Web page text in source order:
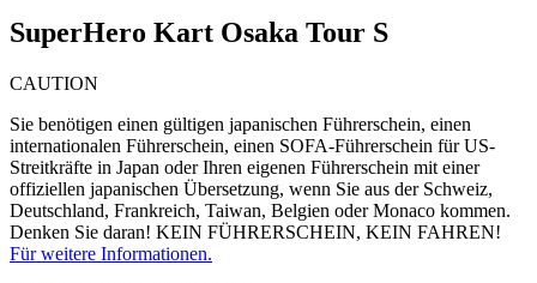
SuperHero Kart Osaka Tour S
CAUTION
Sie benötigen einen gültigen japanischen Führerschein, einen
internationalen Führerschein, einen SOFA-Führerschein für US-
Streitkräfte in Japan oder Ihren eigenen Führerschein mit einer
offiziellen japanischen Übersetzung, wenn Sie aus der Schweiz,
Deutschland, Frankreich, Taiwan, Belgien oder Monaco kommen.
Denken Sie daran! KEIN FÜHRERSCHEIN, KEIN FAHREN!
Für weitere Informationen.